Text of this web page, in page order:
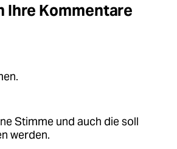
Ihre Kommentare
Stimme und auch die soll
werden.